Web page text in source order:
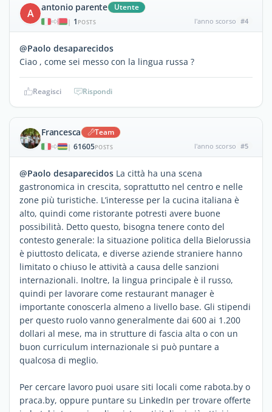
A antonio parente Utente
| 1 POSTS l'anno scorso #4
@Paolo desaparecidos
Ciao , come sei messo con la lingua russa ?
Reagisci Rispondi
Francesca Team
| 61605POSTS l'anno scorso #5
@Paolo desaparecidos La città ha una scena
gastronomica in crescita, soprattutto nel centro e nelle
zone più turistiche. L’interesse per la cucina italiana è
alto, quindi come ristorante potresti avere buone
possibilità. Detto questo, bisogna tenere conto del
contesto generale: la situazione politica della Bielorussia
è piuttosto delicata, e diverse aziende straniere hanno
limitato o chiuso le attività a causa delle sanzioni
internazionali. Inoltre, la lingua principale è il russo,
quindi per lavorare come restaurant manager è
importante conoscerla almeno a livello base. Gli stipendi
per questo ruolo vanno generalmente dai 600 ai 1.200
dollari al mese, ma in strutture di fascia alta o con un
buon curriculum internazionale si può puntare a
qualcosa di meglio.
Per cercare lavoro puoi usare siti locali come rabota.by o
praca.by, oppure puntare su LinkedIn per trovare offerte